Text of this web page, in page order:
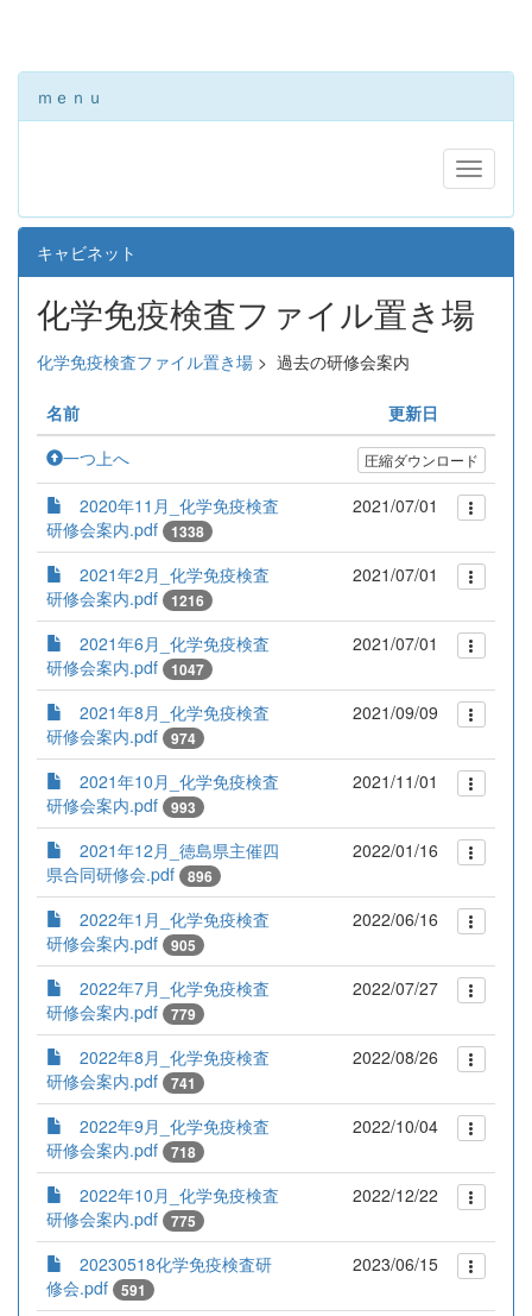
ｍｅｎｕ
キャビネット
化学免疫検査ファイル置き場
化学免疫検査ファイル置き場 > 過去の研修会案内
名前
更新日
一つ上へ
圧縮ダウンロード
2020年11月_化学免疫検査
研修会案内.pdf
1338
2021/07/01
2021年2月_化学免疫検査
研修会案内.pdf
1216
2021/07/01
2021年6月_化学免疫検査
研修会案内.pdf
1047
2021/07/01
2021年8月_化学免疫検査
研修会案内.pdf
974
2021/09/09
2021年10月_化学免疫検査
研修会案内.pdf
993
2021/11/01
2021年12月_徳島県主催四
県合同研修会.pdf
896
2022/01/16
2022年1月_化学免疫検査
研修会案内.pdf
905
2022/06/16
2022年7月_化学免疫検査
研修会案内.pdf
779
2022/07/27
2022年8月_化学免疫検査
研修会案内.pdf
741
2022/08/26
2022年9月_化学免疫検査
研修会案内.pdf
718
2022/10/04
2022年10月_化学免疫検査
研修会案内.pdf
775
2022/12/22
20230518化学免疫検査研
修会.pdf
591
2023/06/15